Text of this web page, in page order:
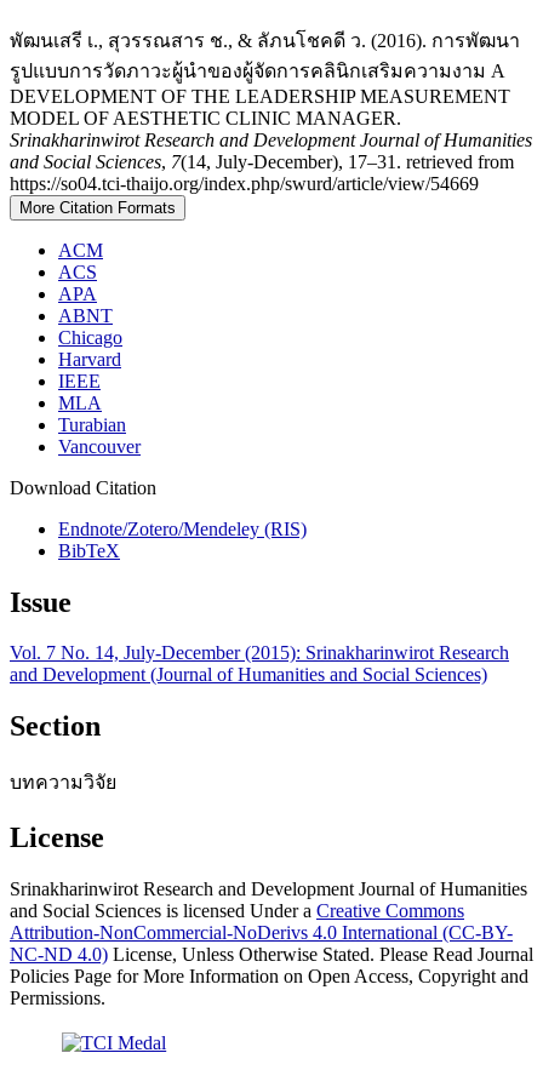
พัฒนเสรี เ., สุวรรณสาร ช., & ลัภนโชคดี ว. (2016). การพัฒนา
รูปแบบการวัดภาวะผู้นำของผู้จัดการคลินิกเสริมความงาม A
DEVELOPMENT OF THE LEADERSHIP MEASUREMENT
MODEL OF AESTHETIC CLINIC MANAGER.
Srinakharinwirot Research and Development Journal of Humanities
and Social Sciences, 7(14, July-December), 17–31. retrieved from
https://so04.tci-thaijo.org/index.php/swurd/article/view/54669
More Citation Formats
ACM
ACS
APA
ABNT
Chicago
Harvard
IEEE
MLA
Turabian
Vancouver
Download Citation
Endnote/Zotero/Mendeley (RIS)
BibTeX
Issue
Vol. 7 No. 14, July-December (2015): Srinakharinwirot Research
and Development (Journal of Humanities and Social Sciences)
Section
บทความวิจัย
License
Srinakharinwirot Research and Development Journal of Humanities
and Social Sciences is licensed Under a Creative Commons
Attribution-NonCommercial-NoDerivs 4.0 International (CC-BY-
NC-ND 4.0) License, Unless Otherwise Stated. Please Read Journal
Policies Page for More Information on Open Access, Copyright and
Permissions.